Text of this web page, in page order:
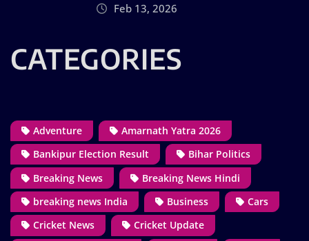
Feb 13, 2026
CATEGORIES
Adventure
Amarnath Yatra 2026
Bankipur Election Result
Bihar Politics
Breaking News
Breaking News Hindi
breaking news India
Business
Cars
Cricket News
Cricket Update